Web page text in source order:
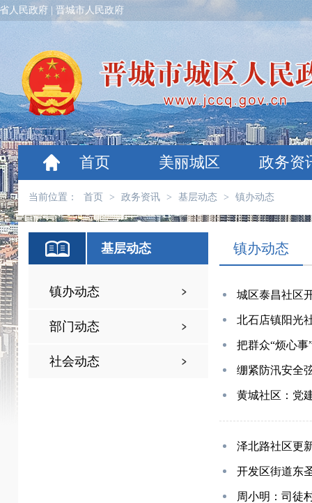
人民政府 晋城市人民政府
首页 美丽城区 政务资
当前位置： 首页 > 政务资讯 > 基层动态 > 镇办动态
基层动态
镇办动态
部门动态
社会动态
镇办动态
城区泰昌社区
北石店镇阳光
把群众“烦心事
绷紧防汛安全
黄城社区：党
泽北路社区更
开发区街道东
周小明：司徒